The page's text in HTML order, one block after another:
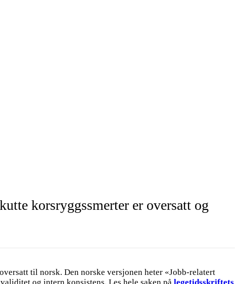
korsryggssmerter er oversatt og
til norsk. Den norske versjonen heter «Jobb-relatert